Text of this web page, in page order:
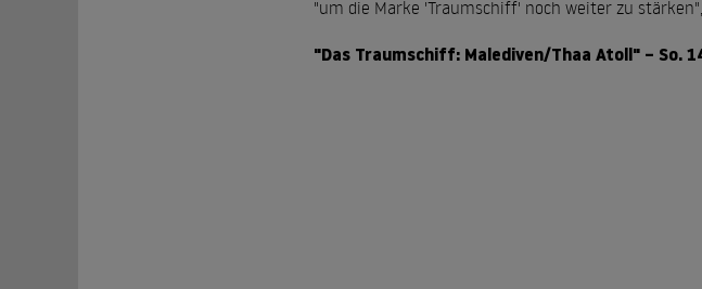
"um die Marke 'Traumschiff' noch weiter zu
"Das Traumschiff: Malediven/Thaa Atoll" – So.